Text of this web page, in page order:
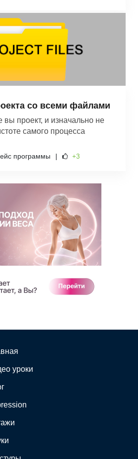
со всеми файлами
вы проект, и изначально не
самого процесса
программы +3
уроки